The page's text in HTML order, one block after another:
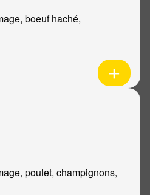
boeuf haché,
poulet, champignons,